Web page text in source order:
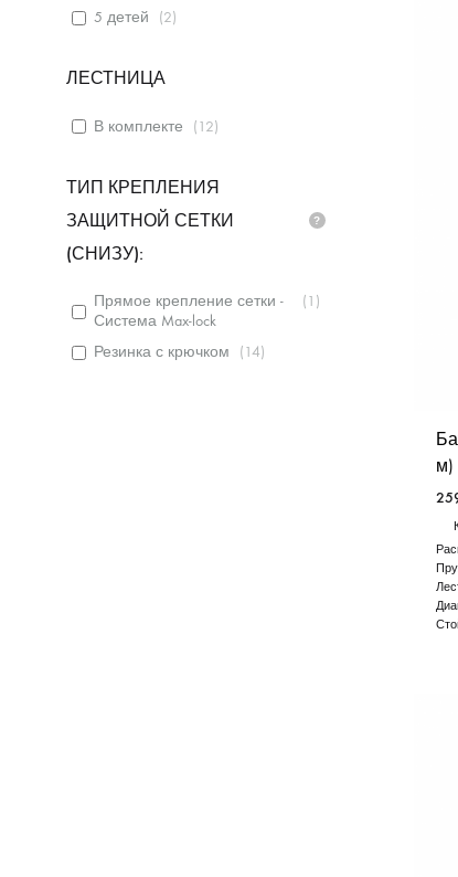
м)
5 детей
(2)
ЛЕСТНИЦА
В комплекте (12)
ТИП КРЕПЛЕНИЯ
ЗАЩИТНОЙ СЕТКИ
(СНИЗУ):
Прямое крепление сетки -
Система Max-lock
(1 )
Резинка с крючком (14)